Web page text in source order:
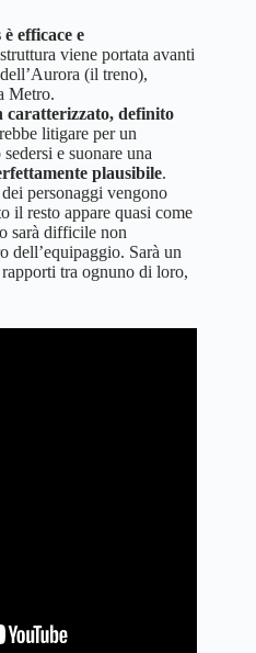
efficace e
viene portata avanti
(il treno),
Metro.
caratterizzato, definito
litigare per un
e suonare una
plausibile.
personaggi vengono
il resto appare quasi come
sarà difficile non
dell’equipaggio. Sarà un
rapporti tra ognuno di loro,